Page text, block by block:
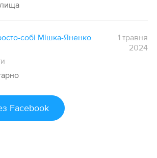
собі Мішка-Яненко
1 травня
2024
Facebook